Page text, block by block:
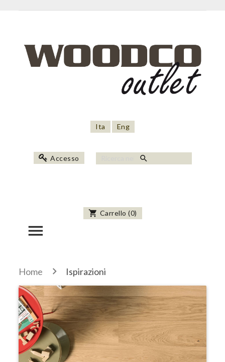
Ita Eng
Accesso search
Carrello (0)
shopping_cart
menu
Home Ispirazioni